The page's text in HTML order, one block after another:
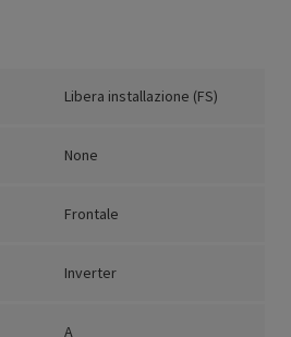
Libera installazione (FS)
None
Frontale
Inverter
A